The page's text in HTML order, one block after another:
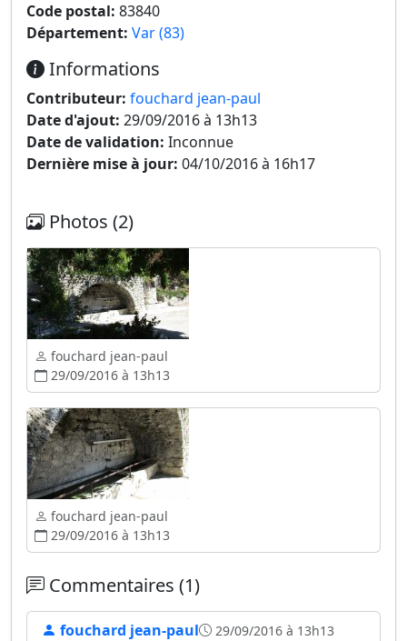
Code postal: 83840
Département: Var (83)
Informations
Contributeur: fouchard jean-paul
Date d'ajout: 29/09/2016 à 13h13
Date de validation: Inconnue
Dernière mise à jour: 04/10/2016 à 16h17
Photos (2)
fouchard jean-paul
29/09/2016 à 13h13
fouchard jean-paul
29/09/2016 à 13h13
Commentaires (1)
fouchard jean-paul 29/09/2016 à 13h13